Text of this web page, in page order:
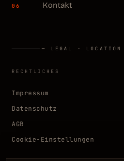
06 Kontakt
— LEGAL · LOCATION
RECHTLICHES
Impressum
Datenschutz
AGB
Cookie-Einstellungen